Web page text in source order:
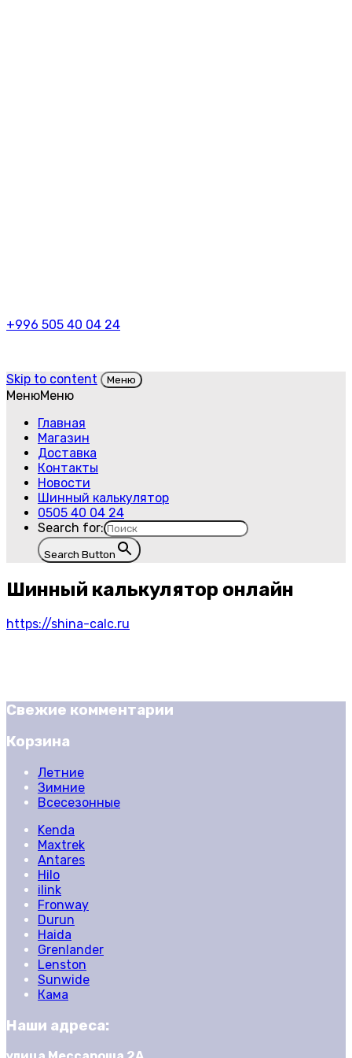
+996 505 40 04 24
Skip to content Меню
МенюМеню
Главная
Магазин
Доставка
Контакты
Новости
Шинный калькулятор
0505 40 04 24
Search for:
Search Button
Шинный калькулятор онлайн
https://shina-calc.ru
Свежие комментарии
Корзина
Летние
Зимние
Всесезонные
Kenda
Maxtrek
Antares
Hilo
ilink
Fronway
Durun
Haida
Grenlander
Lenston
Sunwide
Кама
Наши адреса: